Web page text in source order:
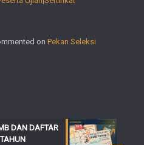
on Pekan Seleksi
DAN DAFTAR